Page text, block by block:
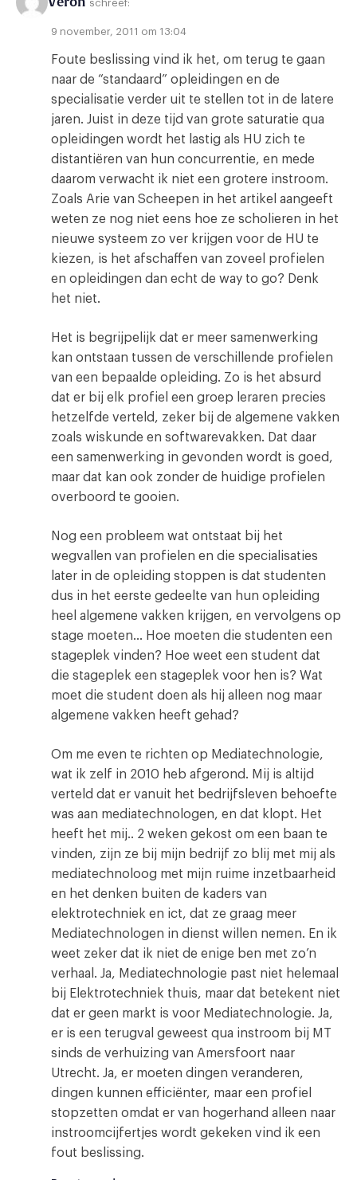
schreef:
9 november, 2011 om 13:04
Foute beslissing vind ik het, om terug te gaan
naar de “standaard” opleidingen en de
specialisatie verder uit te stellen tot in de latere
jaren. Juist in deze tijd van grote saturatie qua
opleidingen wordt het lastig als HU zich te
distantiëren van hun concurrentie, en mede
daarom verwacht ik niet een grotere instroom.
Zoals Arie van Scheepen in het artikel aangeeft
weten ze nog niet eens hoe ze scholieren in het
nieuwe systeem zo ver krijgen voor de HU te
kiezen, is het afschaffen van zoveel profielen
en opleidingen dan echt de way to go? Denk
het niet.
Het is begrijpelijk dat er meer samenwerking
kan ontstaan tussen de verschillende profielen
van een bepaalde opleiding. Zo is het absurd
dat er bij elk profiel een groep leraren precies
hetzelfde verteld, zeker bij de algemene vakken
zoals wiskunde en softwarevakken. Dat daar
een samenwerking in gevonden wordt is goed,
maar dat kan ook zonder de huidige profielen
overboord te gooien.
Nog een probleem wat ontstaat bij het
wegvallen van profielen en die specialisaties
later in de opleiding stoppen is dat studenten
dus in het eerste gedeelte van hun opleiding
heel algemene vakken krijgen, en vervolgens op
stage moeten… Hoe moeten die studenten een
stageplek vinden? Hoe weet een student dat
die stageplek een stageplek voor hen is? Wat
moet die student doen als hij alleen nog maar
algemene vakken heeft gehad?
Om me even te richten op Mediatechnologie,
wat ik zelf in 2010 heb afgerond. Mij is altijd
verteld dat er vanuit het bedrijfsleven behoefte
was aan mediatechnologen, en dat klopt. Het
heeft het mij.. 2 weken gekost om een baan te
vinden, zijn ze bij mijn bedrijf zo blij met mij als
mediatechnoloog met mijn ruime inzetbaarheid
en het denken buiten de kaders van
elektrotechniek en ict, dat ze graag meer
Mediatechnologen in dienst willen nemen. En ik
weet zeker dat ik niet de enige ben met zo’n
verhaal. Ja, Mediatechnologie past niet helemaal
bij Elektrotechniek thuis, maar dat betekent niet
dat er geen markt is voor Mediatechnologie. Ja,
er is een terugval geweest qua instroom bij MT
sinds de verhuizing van Amersfoort naar
Utrecht. Ja, er moeten dingen veranderen,
dingen kunnen efficiënter, maar een profiel
stopzetten omdat er van hogerhand alleen naar
instroomcijfertjes wordt gekeken vind ik een
fout beslissing.